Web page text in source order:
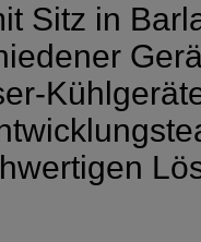
Sitz in